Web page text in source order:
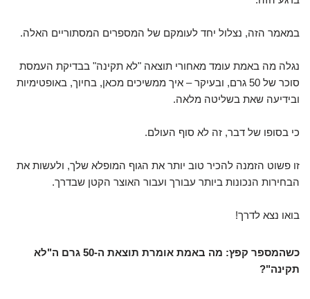
במאמר הזה, נצלול יחד לעומקם של המספרים המסתוריים האלה.
נגלה מה באמת עומד מאחורי תוצאה "לא תקינה" בבדיקת העמסת
סוכר של 50 גרם, ובעיקר – איך ממשיכים מכאן, בחיוך, באופטימיות
ובידיעה שאת בשליטה מלאה.
כי בסופו של דבר, זה לא סוף העולם.
זו פשוט הזמנה להכיר טוב יותר את הגוף המופלא שלך, ולעשות את
הבחירות הנכונות ביותר עבורך ועבור האוצר הקטן שבדרך.
בואו נצא לדרך!
כשהמספר קפץ: מה באמת אומרת תוצאת ה-50 גרם ה"לא
תקינה"?